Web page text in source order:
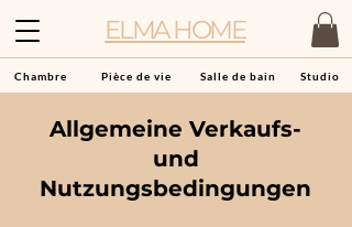
ELMA HOME
Chambre Pièce de vie Salle de bain Studio
Allgemeine Verkaufs-
und
Nutzungsbedingungen